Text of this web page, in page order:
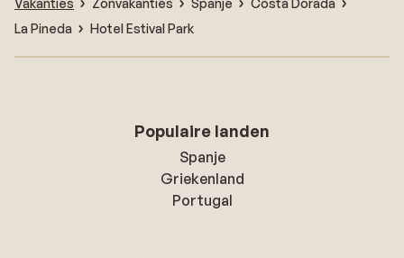
Vakanties Zonvakanties Spanje
Costa Dorada
La Pineda
Hotel Estival Park
Populaire landen
Spanje
Griekenland
Portugal